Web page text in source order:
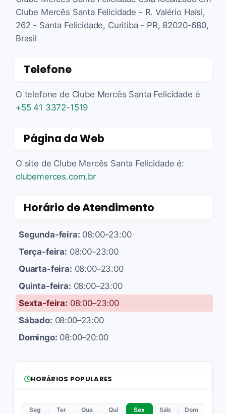
Clube Mercês Santa Felicidade - R. Valério Haisi,
262 - Santa Felicidade, Curitiba - PR, 82020-680,
Brasil
Telefone
O telefone de Clube Mercês Santa Felicidade é
+55 41 3372-1519
Página da Web
O site de Clube Mercês Santa Felicidade é:
clubemerces.com.br
Horário de Atendimento
Segunda-feira: 08:00–23:00
Terça-feira: 08:00–23:00
Quarta-feira: 08:00–23:00
Quinta-feira: 08:00–23:00
Sexta-feira: 08:00–23:00
Sábado: 08:00–23:00
Domingo: 08:00–20:00
HORÁRIOS POPULARES
Seg Ter Qua Qui Sex Sáb Dom